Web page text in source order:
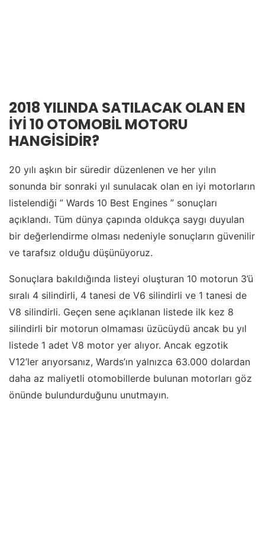
2018 YILINDA SATILACAK OLAN EN
İYİ 10 OTOMOBİL MOTORU
HANGİSİDİR?
20 yılı aşkın bir süredir düzenlenen ve her yılın
sonunda bir sonraki yıl sunulacak olan en iyi motorların
listelendiği ” Wards 10 Best Engines ” sonuçları
açıklandı. Tüm dünya çapında oldukça saygı duyulan
bir değerlendirme olması nedeniyle sonuçların güvenilir
ve tarafsız olduğu düşünüyoruz.
Sonuçlara bakıldığında listeyi oluşturan 10 motorun 3’ü
sıralı 4 silindirli, 4 tanesi de V6 silindirli ve 1 tanesi de
V8 silindirli. Geçen sene açıklanan listede ilk kez 8
silindirli bir motorun olmaması üzücüydü ancak bu yıl
listede 1 adet V8 motor yer alıyor. Ancak egzotik
V12’ler arıyorsanız, Wards’ın yalnızca 63.000 dolardan
daha az maliyetli otomobillerde bulunan motorları göz
önünde bulundurduğunu unutmayın.